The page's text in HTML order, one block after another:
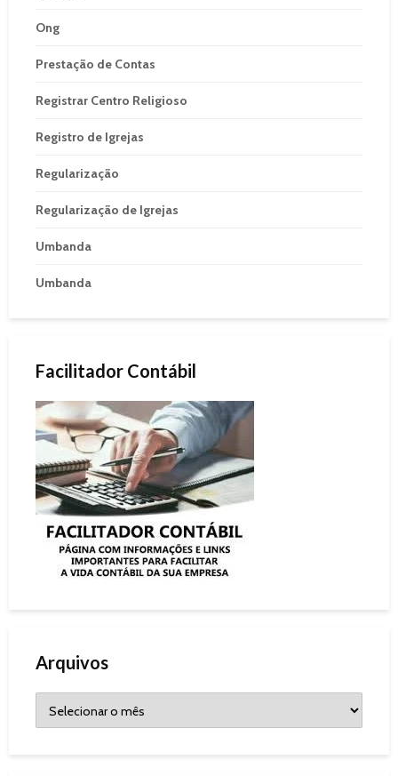
Ong
Prestação de Contas
Registrar Centro Religioso
Registro de Igrejas
Regularização
Regularização de Igrejas
Umbanda
Umbanda
Facilitador Contábil
Arquivos